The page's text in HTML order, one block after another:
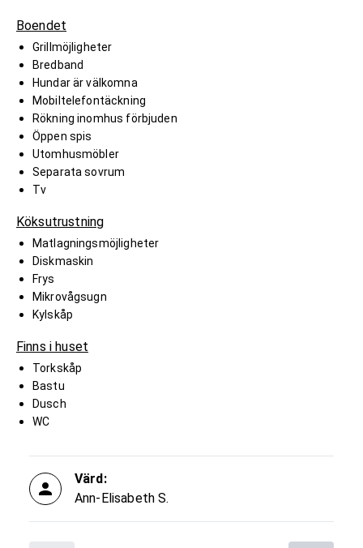
Boendet
Grillmöjligheter
Bredband
Hundar är välkomna
Mobiltelefontäckning
Rökning inomhus förbjuden
Öppen spis
Utomhusmöbler
Separata sovrum
Tv
Köksutrustning
Matlagningsmöjligheter
Diskmaskin
Frys
Mikrovågsugn
Kylskåp
Finns i huset
Torkskåp
Bastu
Dusch
WC
Värd:
Ann-Elisabeth S.